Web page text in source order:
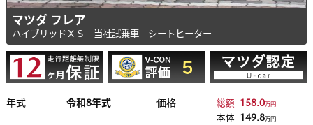
マツダ フレア
ハイブリッドＸＳ 当社試乗車 シートヒーター
年式 令和8年式 価格 総額 158.0万円
本体 149.8万円